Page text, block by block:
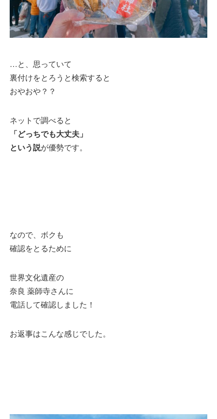
…と、思っていて
裏付けをとろうと検索すると
おやおや？？
ネットで調べると
「どっちでも大丈夫」
という説が優勢です。
なので、ボクも
確認をとるために
世界文化遺産の
奈良 薬師寺さんに
電話して確認しました！
お返事はこんな感じでした。